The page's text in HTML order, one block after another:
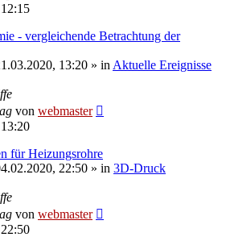
- vergleichende Betrachtung der
13:20 » in Aktuelle Ereignisse
von webmaster
für Heizungsrohre
22:50 » in 3D-Druck
von webmaster